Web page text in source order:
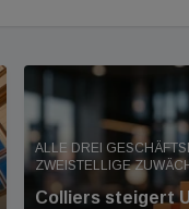
ALLE DREI
ZWEISTELLIGE
Colliers steigert